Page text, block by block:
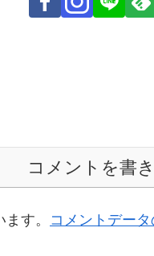
コメントを書
す。 コメントデー